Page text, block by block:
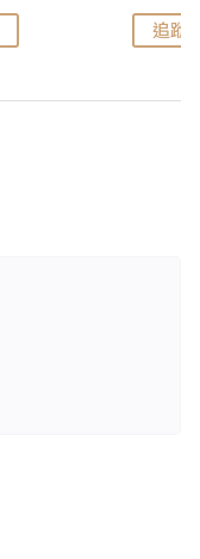
追蹤